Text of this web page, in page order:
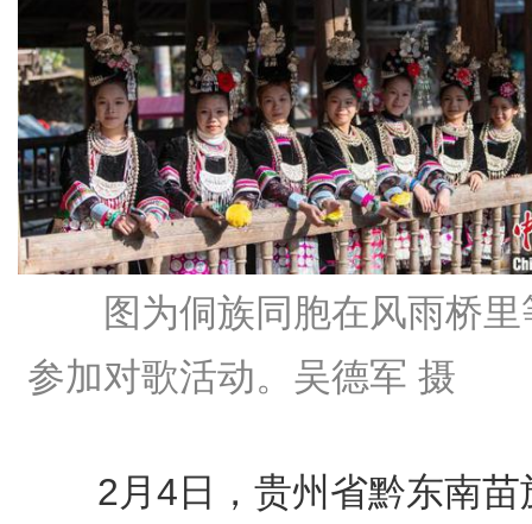
图为侗族同胞在风雨桥里
参加对歌活动。吴德军 摄
2月4日，贵州省黔东南苗